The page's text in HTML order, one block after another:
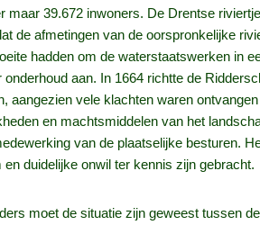
maar 39.672 inwoners. De Drentse
de afmetingen van de oorspronkelijke
hadden om de waterstaatswerken in
onderhoud aan. In 1664 richtte de
aangezien vele klachten waren
en machtsmiddelen van het
van de plaatselijke besturen.
en duidelijke onwil ter kennis zijn gebracht.
moet de situatie zijn geweest tussen